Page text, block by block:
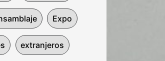
Expo
extranjeros